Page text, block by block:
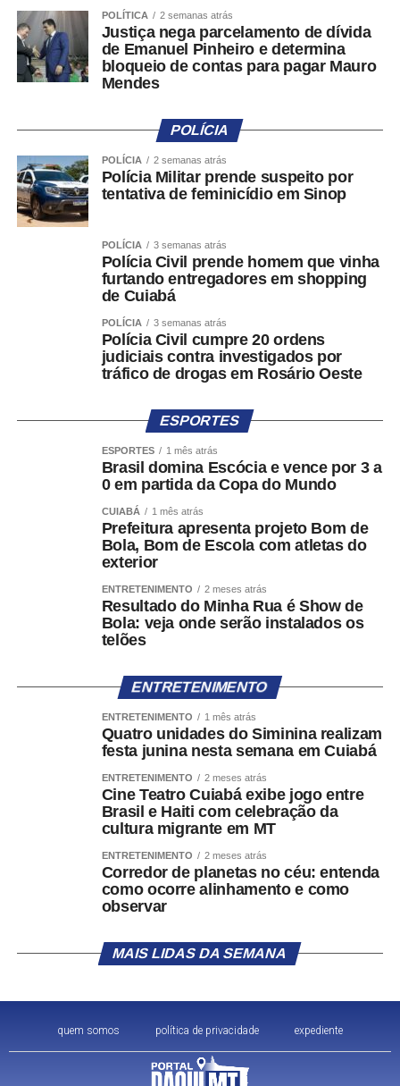
demonstra que é possível construir uma cidade mais justa
quando escolhemos ouvir quem historicamente foi
invisibilizado.
Celebrar a Lei Brasileira de Inclusão é reconhecer as
uma sociedade verdadeiramente inclusiva é construída
todos os dias, por meio de decisões, atitudes e políticas
públicas que coloquem a dignidade humana acima de
qualquer barreira.
COMENTE ABAIXO:
WhatsApp
Facebook
TwitterMessenger
POLÍTICA 2 semanas atrás
Justiça nega parcelamento de dívida
de Emanuel Pinheiro e determina
bloqueio de contas para pagar Mauro
Mendes
POLÍCIA
POLÍCIA 2 semanas atrás
Polícia Militar prende suspeito por
tentativa de feminicídio em Sinop
POLÍCIA 3 semanas atrás
Polícia Civil prende homem que vinha
furtando entregadores em shopping
de Cuiabá
POLÍCIA 3 semanas atrás
Polícia Civil cumpre 20 ordens
judiciais contra investigados por
tráfico de drogas em Rosário Oeste
ESPORTES
ESPORTES 1 mês atrás
Brasil domina Escócia e vence por 3 a
0 em partida da Copa do Mundo
CUIABÁ 1 mês atrás
Prefeitura apresenta projeto Bom de
Bola, Bom de Escola com atletas do
exterior
ENTRETENIMENTO 2 meses atrás
Resultado do Minha Rua é Show de
Bola: veja onde serão instalados os
telões
ENTRETENIMENTO
ENTRETENIMENTO 1 mês atrás
Quatro unidades do Siminina realizam
festa junina nesta semana em Cuiabá
ENTRETENIMENTO 2 meses atrás
Cine Teatro Cuiabá exibe jogo entre
Brasil e Haiti com celebração da
cultura migrante em MT
ENTRETENIMENTO 2 meses atrás
Corredor de planetas no céu: entenda
como ocorre alinhamento e como
observar
MAIS LIDAS DA SEMANA
quem somos política de privacidade expediente